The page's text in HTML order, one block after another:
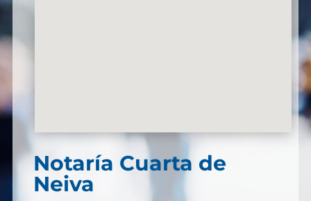
Notaría Cuarta de
Neiva